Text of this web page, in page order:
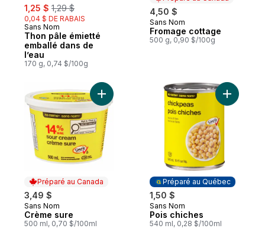
sale:
1,25 $ , formerly:
1,29 $
0,04 $ DE RABAIS
Sans Nom
Thon pâle émietté
emballé dans de
l’eau
170 g, 0,74 $/100g
4,50 $
Préparé au Canada
Sans Nom
Fromage cottage
500 g, 0,90 $/100g
Préparé au Canada
3,49 $
Préparé au Canada
Sans Nom
Crème sure
500 ml, 0,70 $/100ml
Ajouter Crème sure au panier
Préparé au Québec
1,50 $
Préparé au Québec
Sans Nom
Pois chiches
540 ml, 0,28 $/100ml
Ajouter